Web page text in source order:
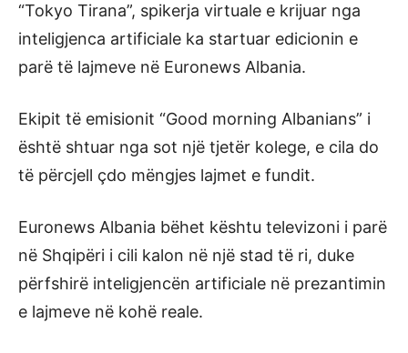
“Tokyo Tirana”, spikerja virtuale e krijuar nga
inteligjenca artificiale ka startuar edicionin e
parë të lajmeve në Euronews Albania.
Ekipit të emisionit “Good morning Albanians” i
është shtuar nga sot një tjetër kolege, e cila do
të përcjell çdo mëngjes lajmet e fundit.
Euronews Albania bëhet kështu televizoni i parë
në Shqipëri i cili kalon në një stad të ri, duke
përfshirë inteligjencën artificiale në prezantimin
e lajmeve në kohë reale.